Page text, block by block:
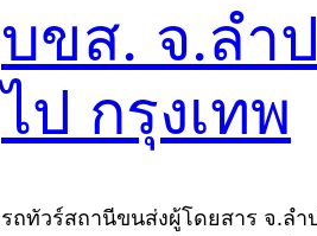
บขส. จ.ลำ
ไป กรุงเทพ
รถทัวร์สถานีขนส่งผู้โดยสาร จ.ลำ